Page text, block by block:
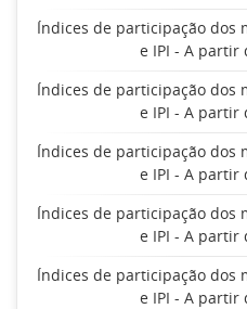
Índices de participação dos
e IPI - A partir
Índices de participação dos
e IPI - A partir
Índices de participação dos
e IPI - A partir
Índices de participação dos
e IPI - A partir
Índices de participação dos
e IPI - A partir